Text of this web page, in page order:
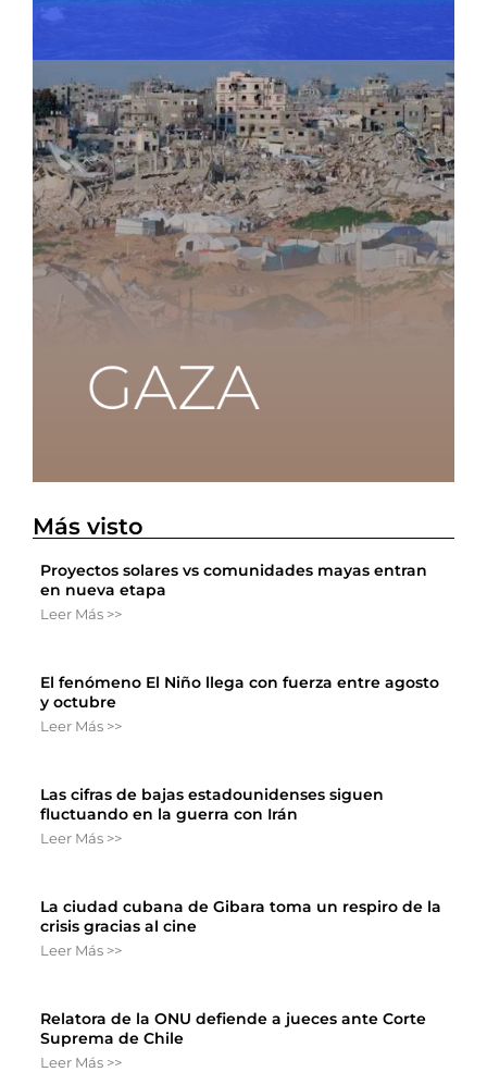
Más visto
Proyectos solares vs comunidades mayas entran
en nueva etapa
Leer Más >>
El fenómeno El Niño llega con fuerza entre agosto
y octubre
Leer Más >>
Las cifras de bajas estadounidenses siguen
fluctuando en la guerra con Irán
Leer Más >>
La ciudad cubana de Gibara toma un respiro de la
crisis gracias al cine
Leer Más >>
Relatora de la ONU defiende a jueces ante Corte
Suprema de Chile
Leer Más >>